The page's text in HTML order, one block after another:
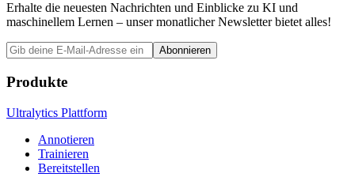
Erhalte die neuesten Nachrichten und Einblicke zu KI und
maschinellem Lernen – unser monatlicher Newsletter bietet alles!
Abonnieren
Produkte
Ultralytics Plattform
Annotieren
Trainieren
Bereitstellen